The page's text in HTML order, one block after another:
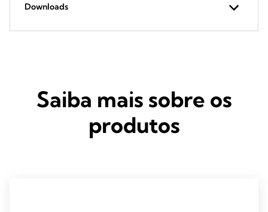
Downloads
Saiba mais sobre os
produtos